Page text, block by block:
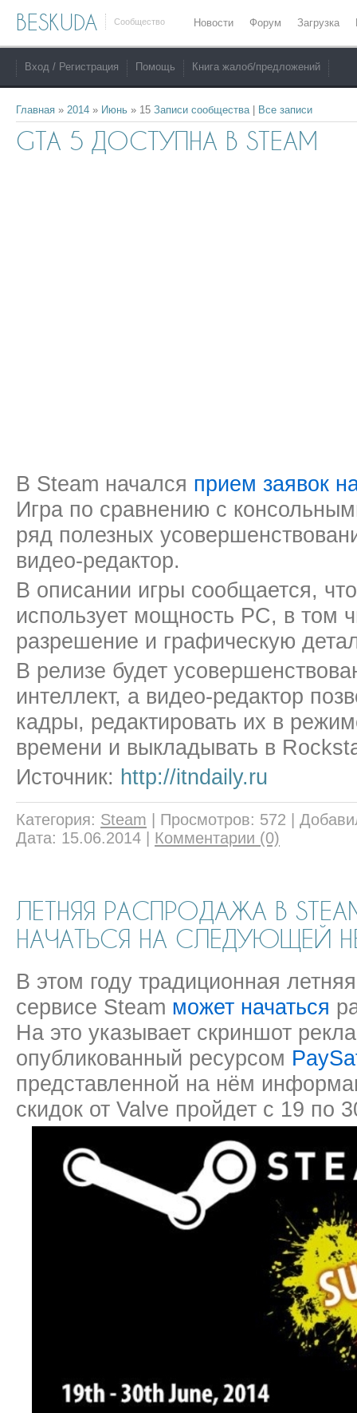
BESKUDA Сообщество Новости Форум Загрузка
Вход / Регистрация Помощь Книга жалоб/предложений
Главная » 2014 » Июнь » 15 Записи сообщества| Все записи
GTA 5 ДОСТУПНА В STEAM
В Steam начался прием заявок
Игра по сравнению с
ряд полезных
видео-редактор.
В описании игры сообщается,
использует мощность РС, в том
разрешение и графическую
В релизе будет
интеллект, а видео-редактор
кадры, редактировать их в
времени и выкладывать в
Источник: http://itndaily.ru
Категория: Steam Просмотров: 572
Дата: 15.06.2014 Комментарии (0)
ЛЕТНЯЯ РАСПРОДАЖА В
НАЧАТЬСЯ НА СЛЕДУЮЩЕЙ
В этом году традиционная
сервисе Steam может начаться
На это указывает скриншот
опубликованный ресурсом
представленной на нём
скидок от Valve пройдет с 19 по